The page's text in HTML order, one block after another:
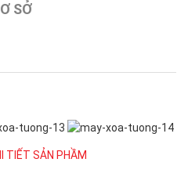
SỞ
TIẾT SẢN PHẦM